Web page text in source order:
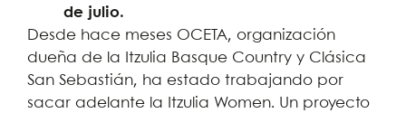
de julio.
Desde hace meses OCETA, organización
dueña de la Itzulia Basque Country y Clásica
San Sebastián, ha estado trabajando por
sacar adelante la Itzulia Women. Un proyecto